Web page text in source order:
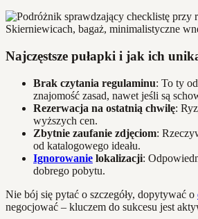
Najczęstsze pułapki i jak ich
Brak czytania regulaminu: To ty
znajomość zasad, nawet jeśli są
Rezerwacja na ostatnią chwilę:
wyższych cen.
Zbytnie zaufanie zdjęciom:
od katalogowego ideału.
Ignorowanie lokalizacji:
dobrego pobytu.
Nie bój się pytać o szczegóły, dopytywać o
negocjować – kluczem do sukcesu jest